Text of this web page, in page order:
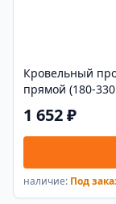
Кровельный
прямой (180-
1 652 ₽
наличие: Под